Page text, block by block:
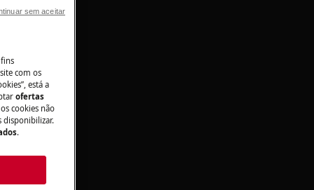
com os
está a
ofertas
cookies não
disponibilizar.
.
sem aceitar